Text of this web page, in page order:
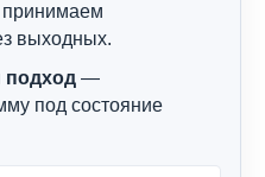
выходных.
подход —
под состояние